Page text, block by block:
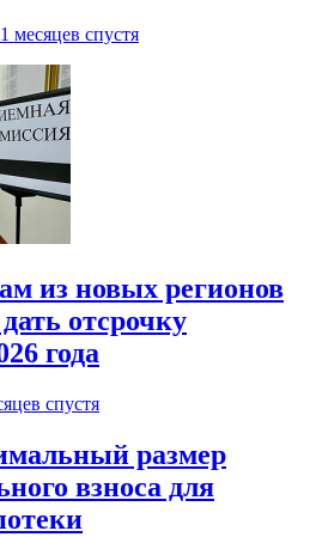
месяцев спустя
из новых регионов
отсрочку
года
спустя
размер
взноса для